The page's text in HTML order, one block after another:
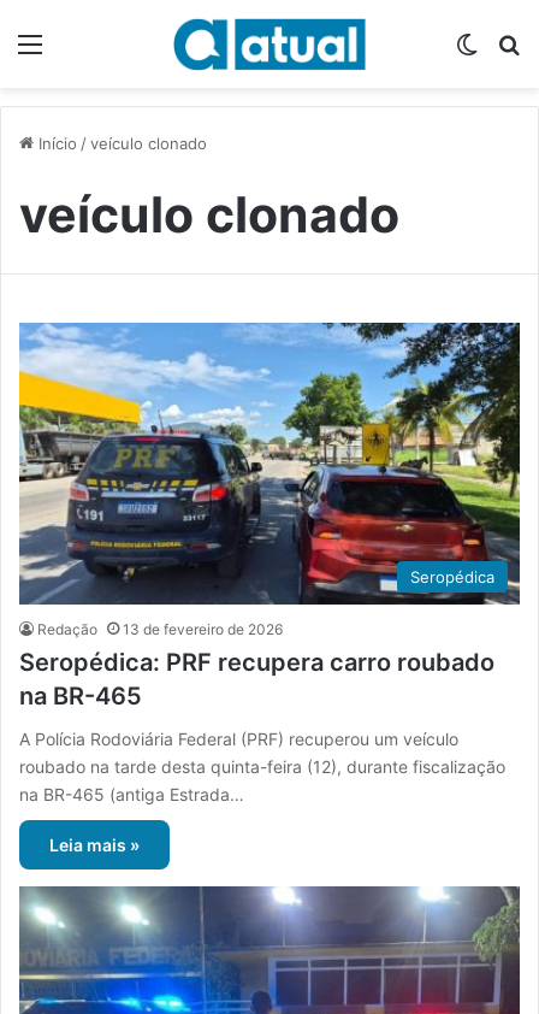
Início /veículo clonado
veículo clonado
Seropédica
Redação 13 de fevereiro de 2026
Seropédica: PRF recupera carro roubado
na BR-465
A Polícia Rodoviária Federal (PRF) recuperou um veículo
roubado na tarde desta quinta-feira (12), durante fiscalização
na BR-465 (antiga Estrada…
Leia mais »